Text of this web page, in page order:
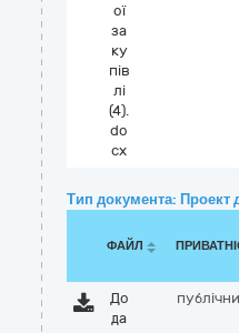
ої
за
ку
пів
лі
(4).
do
cx
Тип документа: Проект
ФАЙЛ
До
да